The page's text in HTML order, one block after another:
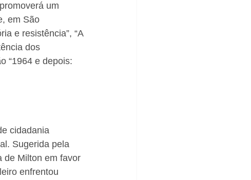
um
em São
e resistência”, “A
dos
“1964 e depois:
cidadania
Sugerida pela
de Milton em favor
enfrentou